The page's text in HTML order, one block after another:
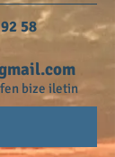
58
bize iletin